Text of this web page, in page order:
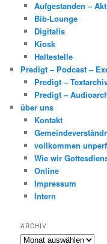
Aufgestanden –
Bib-Lounge
Digitalis
Kiosk
Haltestelle
Predigt – Podcast –
Predigt –
Predigt –
über uns
Kontakt
vollkommen
Wie wir
Online
Impressum
Intern
ARCHIV
Archiv